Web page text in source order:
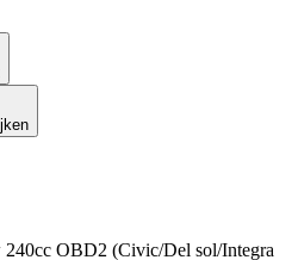
240cc OBD2 (Civic/Del sol/Integra